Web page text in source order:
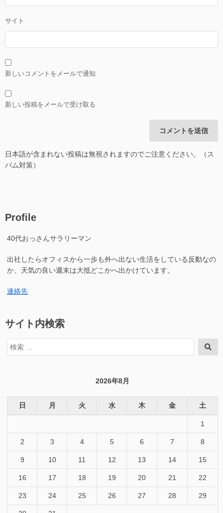
サイト
新しいコメントをメールで通知
新しい投稿をメールで受け取る
日本語が含まれない投稿は無視されますのでご注意ください。（ス
パム対策）
Profile
40代おっさんサラリーマン
出社したらオフィスから一歩も外へ出ない生活をしている反動なの
か、天気の良い週末は大抵どこかへ出かけています。
連絡先
サイト内検索
検
索
索
2026年8月
日 月 火 水 木 金 土
1
2 3 4 5 6 7 8
9 10 11 12 13 14 15
16 17 18 19 20 21 22
23 24 25 26 27 28 29